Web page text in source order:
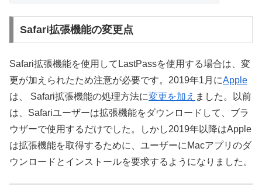
Safari拡張機能の変更点
Safari拡張機能を使用してLastPassを使用する場合は、変
更が加えられたため注意が必要です。2019年1月にApple
は、 Safari拡張機能の処理方法に変更を加え ました。以前
は、Safariユーザーは拡張機能をダウンロードして、ブラ
ウザーで使用するだけでした。しかし2019年以降はApple
は拡張機能を取得するために、ユーザーにMacアプリのダ
ウンロードとインストールを要求するようになりました。